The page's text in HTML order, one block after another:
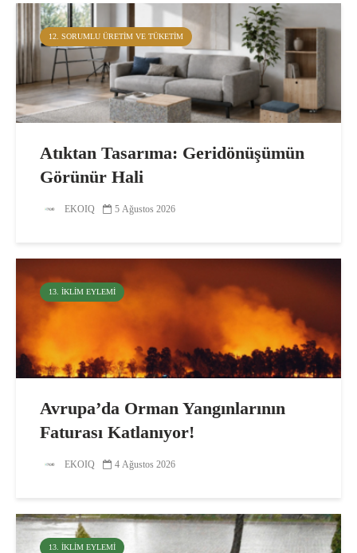
12. SORUMLU ÜRETIM VE TÜKETIM
Atıktan Tasarıma: Geridönüşümün
Görünür Hali
EKOIQ 5 Ağustos 2026
13. İKLIM EYLEMI
Avrupa’da Orman Yangınlarının
Faturası Katlanıyor!
EKOIQ 4 Ağustos 2026
13. İKLIM EYLEMI